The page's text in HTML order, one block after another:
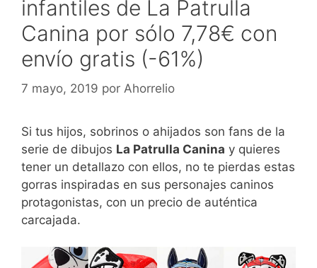
infantiles de La Patrulla
Canina por sólo 7,78€ con
envío gratis (-61%)
7 mayo, 2019 por Ahorrelio
Si tus hijos, sobrinos o ahijados son fans de la
serie de dibujos La Patrulla Canina y quieres
tener un detallazo con ellos, no te pierdas estas
gorras inspiradas en sus personajes caninos
protagonistas, con un precio de auténtica
carcajada.